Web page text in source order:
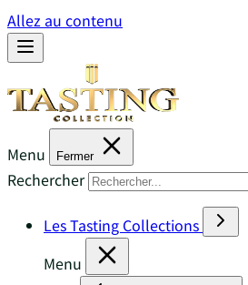
Allez au contenu
Menu Fermer
Rechercher
Les Tasting Collections
Menu